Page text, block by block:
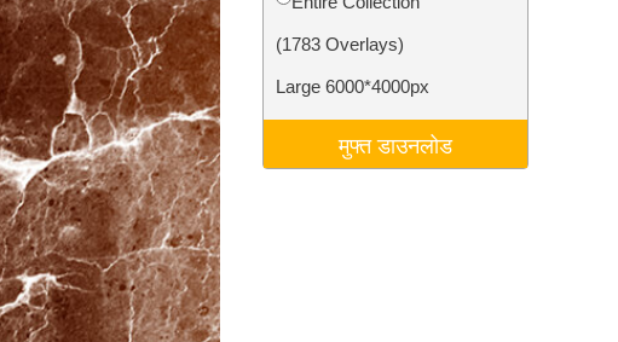
डेटा Video Editing Services
(1783 Overlays)
Large 6000*4000px
मुफ्त डाउनलोड